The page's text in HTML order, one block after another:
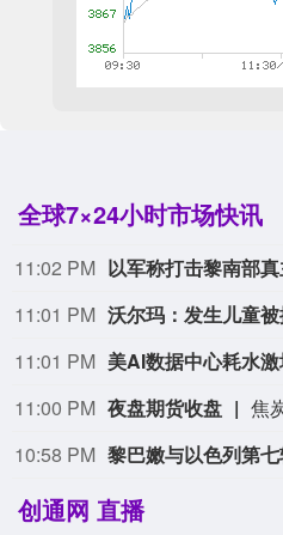
全球7×24小时市场快讯
11:02 PM 以军称打击黎南部
11:01 PM
11:01 PM 美AI数据中心耗水
11:00 PM 夜盘期货收盘
10:58 PM 黎巴嫩与以色列第
创通网 直播